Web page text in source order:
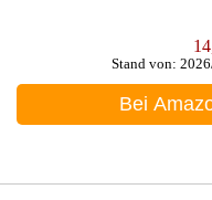
Stand von:
Bei